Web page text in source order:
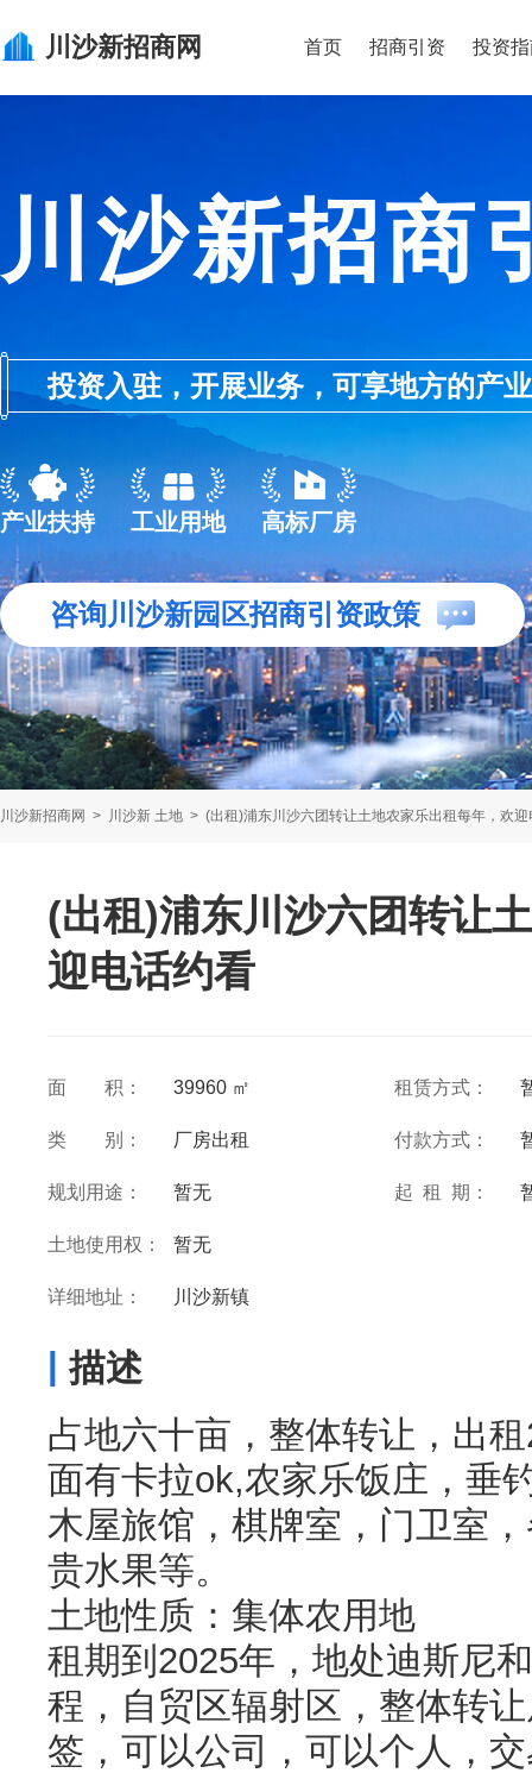
川沙新招商网 首页 招商引资 投资
川沙新招商
投资入驻，开展业务，可享地方的产
产业扶持 工业用地 高标厂房
咨询川沙新园区招商引资政策
川沙新招商网 > 川沙新 土地 > (出租)浦东川沙六团转让土地农家乐出租每年，欢迎
(出租)浦东川沙六团转让
迎电话约看
面 积： 39960 ㎡ 租赁方式：
类 别： 厂房出租 付款方式：
规划用途： 暂无 起 租 期：
土地使用权： 暂无
详细地址： 川沙新镇
描述
占地六十亩，整体转让，出
面有卡拉ok,农家乐饭庄，垂
木屋旅馆，棋牌室，门卫室
贵水果等。
土地性质：集体农用地
租期到2025年，地处迪斯尼
程，自贸区辐射区，整体转
签，可以公司，可以个人，